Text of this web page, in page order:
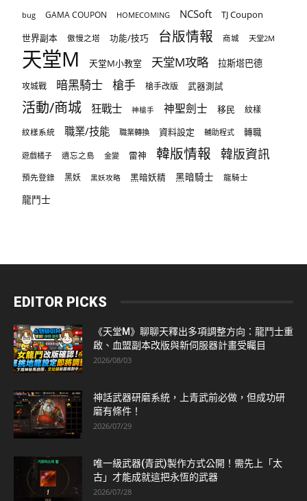
bug GAMA COUPON HOMECOMING NCSoft
TJ Coupon
世界副本
傲慢之塔 功能/技巧 台版情報 商城 天堂2M
天堂M 天堂M小教室 天堂M攻略 拉斯塔巴德
攻城戰 暗黑騎士 槍手 槍手改版 武器測試
活動/商城 狂戰士 神槍手 神聖劍士 移民 紋樣
紋樣系統 職業/技能 職業轉換 資料設定 輔助程式 轉職
遊戲橘子 遺忘之島 金變 雷神 韓版情報 韓版資訊
預先登錄 黑妖 黑妖攻略 黑暗妖精 黑暗騎士 龍騎士
龍鬥士
EDITOR PICKS
《天堂M》聊聊天釋出多項調整方向：龍鬥士重
啟、血盟副本改版與新伺服器計畫受矚目
2026/08/03
神話武器研磨系統，上青武前必做，但成功研
磨有條件！
2026/07/29
唯一級武器(青武)製作方式公開！需先上「太
古」才能成就這把永恆的武器
2026/07/28